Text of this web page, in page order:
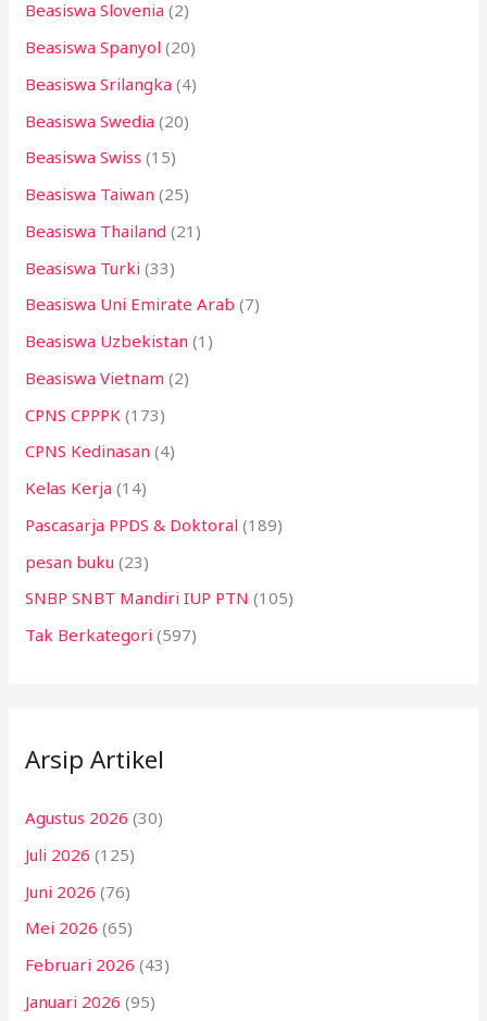
Beasiswa Slovenia (2)
Beasiswa Spanyol (20)
Beasiswa Srilangka (4)
Beasiswa Swedia (20)
Beasiswa Swiss (15)
Beasiswa Taiwan (25)
Beasiswa Thailand (21)
Beasiswa Turki (33)
Beasiswa Uni Emirate Arab (7)
Beasiswa Uzbekistan (1)
Beasiswa Vietnam (2)
CPNS CPPPK (173)
CPNS Kedinasan (4)
Kelas Kerja (14)
Pascasarja PPDS & Doktoral (189)
pesan buku (23)
SNBP SNBT Mandiri IUP PTN (105)
Tak Berkategori (597)
Arsip Artikel
Agustus 2026 (30)
Juli 2026 (125)
Juni 2026 (76)
Mei 2026 (65)
Februari 2026 (43)
Januari 2026 (95)